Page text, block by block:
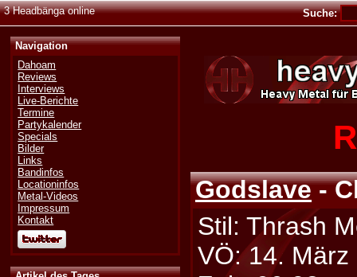
3 Headbänga online Suche:
Navigation
Dahoam
Reviews
Interviews
Live-Berichte
Termine
Partykalender
Specials
Bilder
Links
Bandinfos
Locationinfos
Metal-Videos
Impressum
Kontakt
Godslave-
Stil: Thrash
VÖ: 14. März